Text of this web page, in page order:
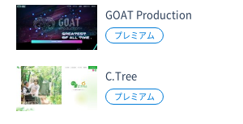
GOAT Production
プレミアム
C.Tree
プレミアム